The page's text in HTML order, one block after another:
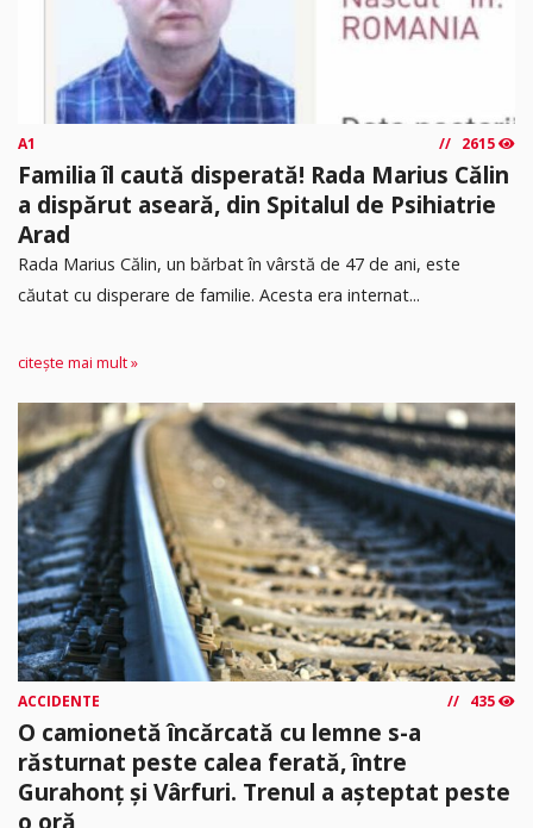
A1 2615
Familia îl caută disperată! Rada Marius Călin
a dispărut aseară, din Spitalul de Psihiatrie
Arad
Rada Marius Călin, un bărbat în vârstă de 47 de ani, este
căutat cu disperare de familie. Acesta era internat...
citește mai mult »
ACCIDENTE 435
O camionetă încărcată cu lemne s-a
răsturnat peste calea ferată, între
Gurahonț și Vârfuri. Trenul a așteptat peste
o oră